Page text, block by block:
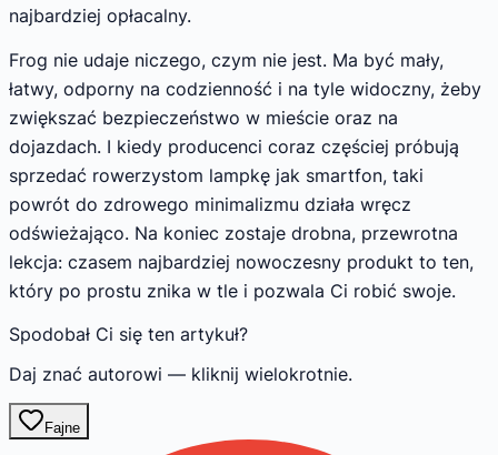
najbardziej opłacalny.
Frog nie udaje niczego, czym nie jest. Ma być mały,
łatwy, odporny na codzienność i na tyle widoczny, żeby
zwiększać bezpieczeństwo w mieście oraz na
dojazdach. I kiedy producenci coraz częściej próbują
sprzedać rowerzystom lampkę jak smartfon, taki
powrót do zdrowego minimalizmu działa wręcz
odświeżająco. Na koniec zostaje drobna, przewrotna
lekcja: czasem najbardziej nowoczesny produkt to ten,
który po prostu znika w tle i pozwala Ci robić swoje.
Spodobał Ci się ten artykuł?
Daj znać autorowi — kliknij wielokrotnie.
Fajne